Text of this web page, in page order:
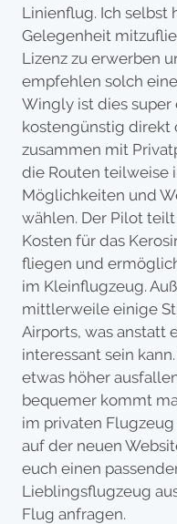
Linienflug. Ich selbst
Gelegenheit
Lizenz zu erwerben
empfehlen solch
Wingly ist dies super
kostengünstig direkt
zusammen mit
die Routen teilweise
Möglichkeiten und
wählen. Der Pilot
Kosten für das
fliegen und
im Kleinflugzeug.
mittlerweile einige
Airports, was anstatt
interessant sein
etwas höher
bequemer kommt
im privaten Flugzeug
auf der neuen
euch einen
Lieblingsflugzeug
Flug anfragen.